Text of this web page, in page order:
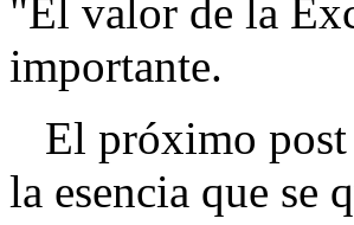
"El valor de la
importante.
El próximo post
la esencia que se